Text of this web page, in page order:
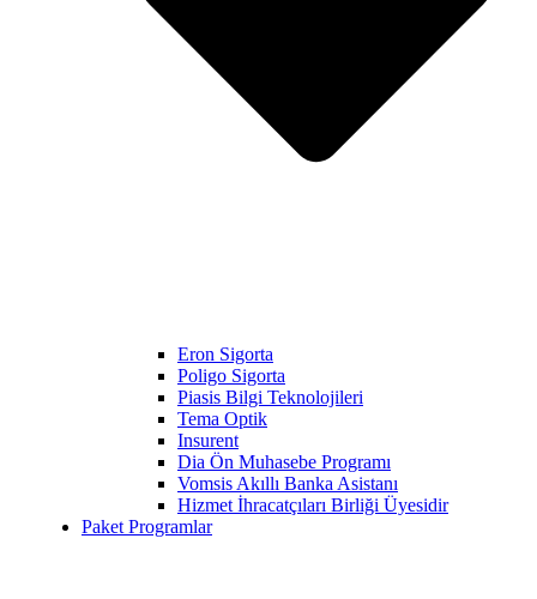
Eron Sigorta
Poligo Sigorta
Piasis Bilgi Teknolojileri
Tema Optik
Insurent
Dia Ön Muhasebe Programı
Vomsis Akıllı Banka Asistanı
Hizmet İhracatçıları Birliği Üyesidir
Paket Programlar